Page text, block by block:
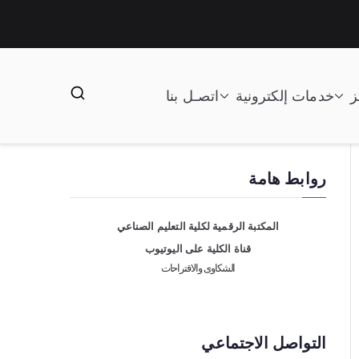
خدمات إلكترونية اتصـل بنا
روابط هامة
المكتبة الرقمية لكلية التعليم الصناعي
قناة الكلية على اليوتيوب
الشكاوى والاقتراحات
التواصل الاجتماعي